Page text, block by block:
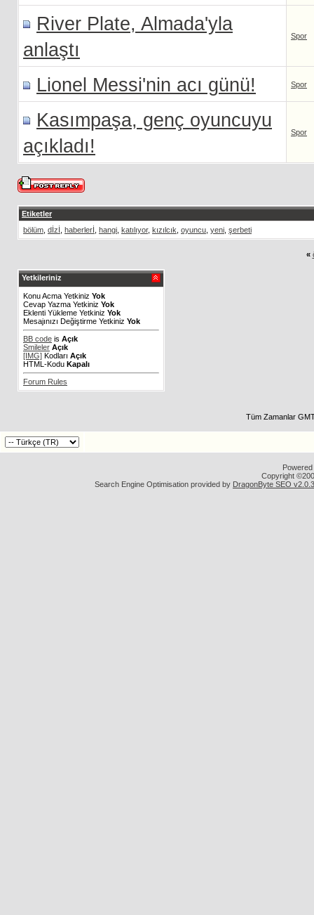
River Plate, Almada'yla
anlaştı
Spor
Lionel Messi'nin acı günü! Spor
Kasımpaşa, genç oyuncuyu
açıkladı!
Spor
Etiketler
bölüm dİzİ haberlerİ hangi katılıyor, kızılcık oyuncu yeni şerbeti
«
Yetkileriniz
Konu Acma Yetkiniz Yok
Cevap Yazma Yetkiniz Yok
Eklenti Yükleme Yetkiniz Yok
Mesajınızı Değiştirme Yetkiniz Yok
BB code is Açık
Smileler Açık
[IMG] Kodları Açık
HTML-Kodu Kapalı
Forum Rules
Tüm Zamanlar
Copyright
Search Engine Optimisation provided by DragonByte SEO